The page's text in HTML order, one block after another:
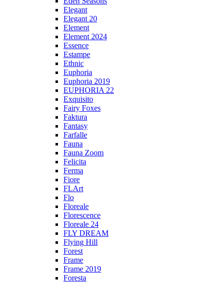
Elegant
Elegant 20
Element
Element 2024
Essence
Estampe
Ethnic
Euphoria
Euphoria 2019
EUPHORIA 22
Exquisito
Fairy Foxes
Faktura
Fantasy
Farfalle
Fauna
Fauna Zoom
Felicita
Ferma
Fiore
FLArt
Flo
Floreale
Florescence
Floreale 24
FLY DREAM
Flying Hill
Forest
Frame
Frame 2019
Foresta